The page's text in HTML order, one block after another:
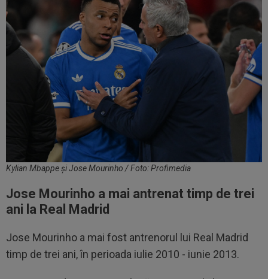
Kylian Mbappe și Jose Mourinho / Foto: Profimedia
Jose Mourinho a mai antrenat timp de trei
ani la Real Madrid
Jose Mourinho a mai fost antrenorul lui Real Madrid
timp de trei ani, în perioada iulie 2010 - iunie 2013.